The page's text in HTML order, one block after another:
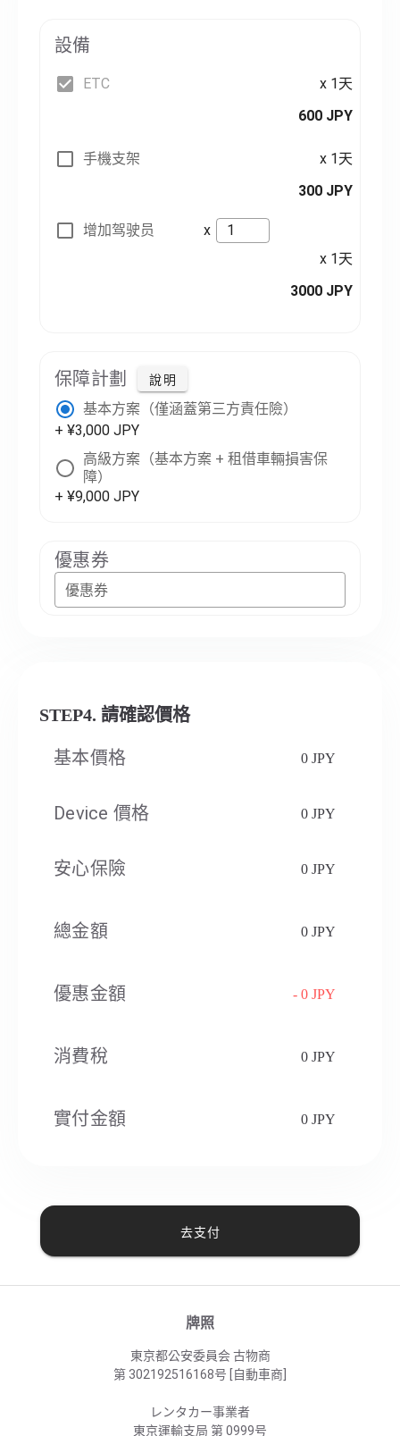
設備
ETC
x 1天
600 JPY
手機支架
x 1天
300 JPY
增加驾驶员
x
x 1天
3000 JPY
保障計劃 說明
基本方案（僅涵蓋第三方責任險）
+ ¥3,000 JPY
高級方案（基本方案 + 租借車輛損害保
障）
+ ¥9,000 JPY
優惠券
優惠券
STEP4. 請確認價格
基本價格 0 JPY
Device 價格 0 JPY
安心保險 0 JPY
總金額 0 JPY
優惠金額 - 0 JPY
消費稅​ 0 JPY
實付金額 0 JPY
去支付
牌照
東京都公安委員会 古物商
第 302192516168号 [自動車商]
レンタカー事業者
東京運輸支局 第 0999号